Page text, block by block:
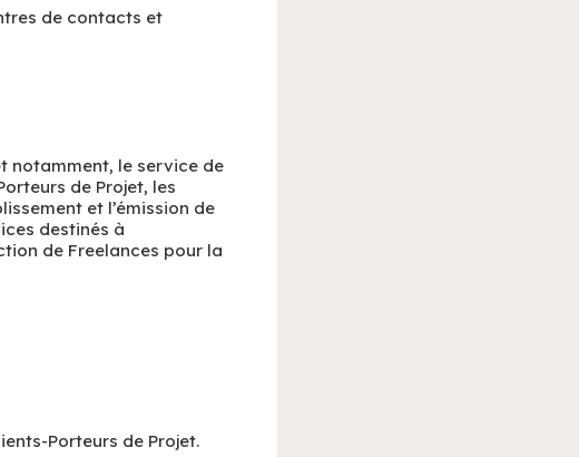
de contacts et
notamment, le service de
de Projet, les
et l’émission de
destinés à
de Freelances pour la
Porteurs de Projet.